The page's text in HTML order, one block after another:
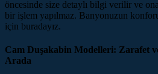
öncesinde size detaylı bilgi verilir ve
bir işlem yapılmaz. Banyonuzun
için buradayız.
Cam Duşakabin Modelleri: Zarafet
Arada